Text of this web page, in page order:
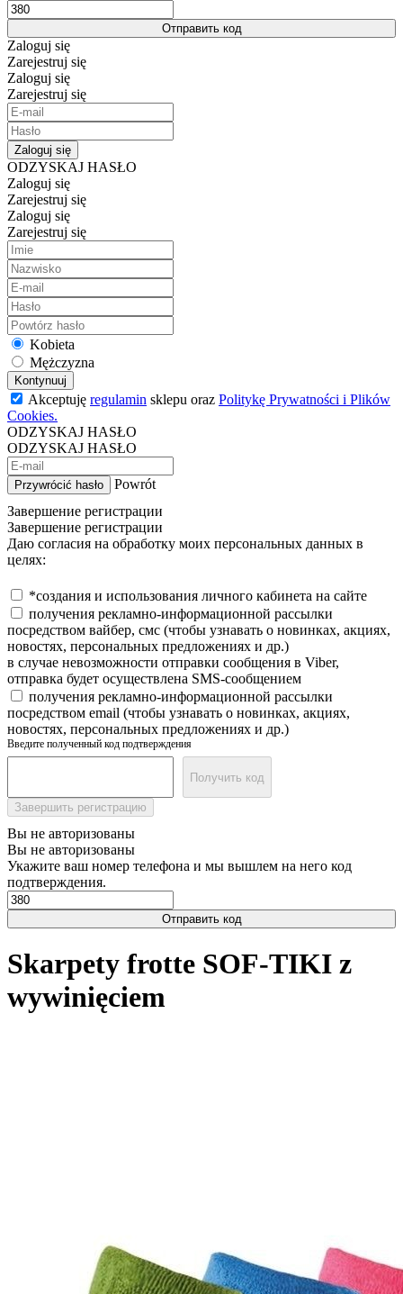
Отправить код
Zaloguj się
Zarejestruj się
Zaloguj się
Zarejestruj się
Zaloguj się
ODZYSKAJ HASŁO
Zaloguj się
Zarejestruj się
Zaloguj się
Zarejestruj się
Kobieta
Mężczyzna
Kontynuuj
Akceptuję regulamin sklepu oraz Politykę Prywatności i Plików
Cookies.
ODZYSKAJ HASŁO
ODZYSKAJ HASŁO
Przywrócić hasło
Powrót
Завершение регистрации
Завершение регистрации
Даю согласия на обработку моих персональных данных в
целях:
*создания и использования личного кабинета на сайте
получения рекламно-информационной рассылки
посредством вайбер, смс (чтобы узнавать о новинках, акциях,
новостях, персональных предложениях и др.)
в случае невозможности отправки сообщения в Viber,
отправка будет осуществлена SMS-сообщением
получения рекламно-информационной рассылки
посредством email (чтобы узнавать о новинках, акциях,
новостях, персональных предложениях и др.)
Введите полученный код подтверждения
Получить код
Завершить регистрацию
Вы не авторизованы
Вы не авторизованы
Укажите ваш номер телефона и мы вышлем на него код
подтверждения.
Отправить код
Skarpety frotte SOF-TIKI z
wywinięciem